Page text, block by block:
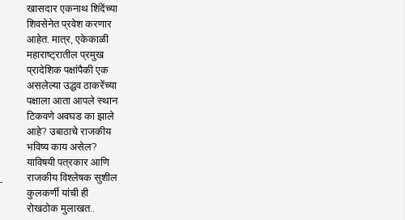
खासदार एकनाथ शिंदेंच्या
शिवसेनेत प्रवेश करणार
आहेत. मात्र, एकेकाळी
महाराष्ट्रातील प्रमुख
प्रादेशिक पक्षांपैकी एक
असलेल्या उद्धव ठाकरेंच्या
पक्षाला आता आपले स्थान
टिकवणे अवघड का झाले
आहे? उबाठाचे राजकीय
भविष्य काय असेल?
याविषयी पत्रकार आणि
राजकीय विश्लेषक सुशील
कुलकर्णी यांची ही
रोखठोक मुलाखत..